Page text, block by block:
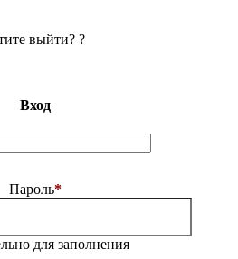
выйти? ?
Вход
Пароль*
для заполнения